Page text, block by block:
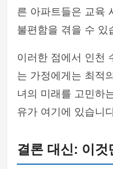
른 아파트들은 교육
불편함을 겪을 수 있
이러한 점에서 인천
는 가정에게는 최적
녀의 미래를 고민하
유가 여기에 있습니
결론 대신: 이